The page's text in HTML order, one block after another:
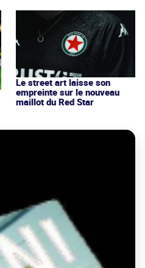
Le street art laisse son
empreinte sur le nouveau
maillot du Red Star